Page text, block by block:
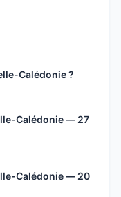
Calédonie ?
Calédonie — 27
Calédonie — 20